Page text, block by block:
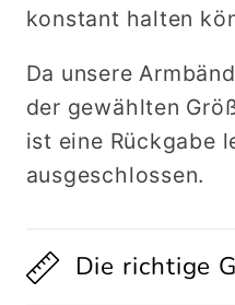
konstant halten
Da unsere
der gewählten
ist eine Rückgabe
ausgeschlossen.
Die richtige